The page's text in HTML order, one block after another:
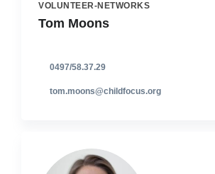
VOLUNTEER-NETWORKS
Tom Moons
0497/58.37.29
tom.moons@childfocus.org